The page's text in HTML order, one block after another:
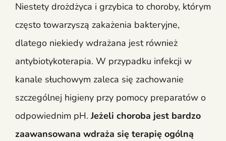
Niestety drożdżyca i grzybica to choroby, którym
często towarzyszą zakażenia bakteryjne,
dlatego niekiedy wdrażana jest również
antybiotykoterapia. W przypadku infekcji w
kanale słuchowym zaleca się zachowanie
szczególnej higieny przy pomocy preparatów o
odpowiednim pH.Jeżeli choroba jest bardzo
zaawansowana wdraża się terapię ogólną